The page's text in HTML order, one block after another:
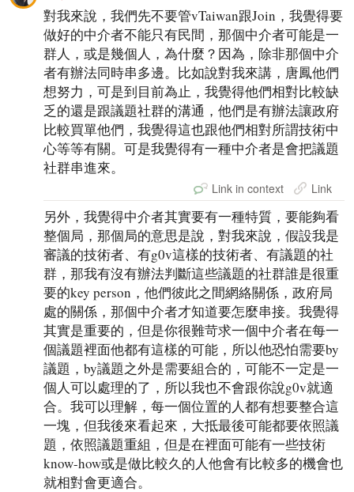
對我來說，我們先不要管vTaiwan跟Join，我覺得要
做好的中介者不能只有民間，那個中介者可能是一
群人，或是幾個人，為什麼？因為，除非那個中介
者有辦法同時串多邊。比如說對我來講，唐鳳他們
想努力，可是到目前為止，我覺得他們相對比較缺
乏的還是跟議題社群的溝通，他們是有辦法讓政府
比較買單他們，我覺得這也跟他們相對所謂技術中
心等等有關。可是我覺得有一種中介者是會把議題
社群串進來。
Link in context Link
另外，我覺得中介者其實要有一種特質，要能夠看
整個局，那個局的意思是說，對我來說，假設我是
審議的技術者、有g0v這樣的技術者、有議題的社
群，那我有沒有辦法判斷這些議題的社群誰是很重
要的key person，他們彼此之間網絡關係，政府局
處的關係，那個中介者才知道要怎麼串接。我覺得
其實是重要的，但是你很難苛求一個中介者在每一
個議題裡面他都有這樣的可能，所以他恐怕需要by
議題，by議題之外是需要組合的，可能不一定是一
個人可以處理的了，所以我也不會跟你說g0v就適
合。我可以理解，每一個位置的人都有想要整合這
一塊，但我後來看起來，大抵最後可能都要依照議
題，依照議題重組，但是在裡面可能有一些技術
know-how或是做比較久的人他會有比較多的機會也
就相對會更適合。